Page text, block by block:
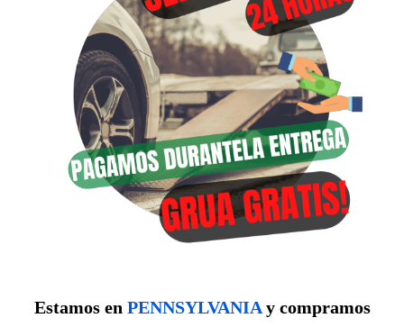
Estamos en PENNSYLVANIAy compramos